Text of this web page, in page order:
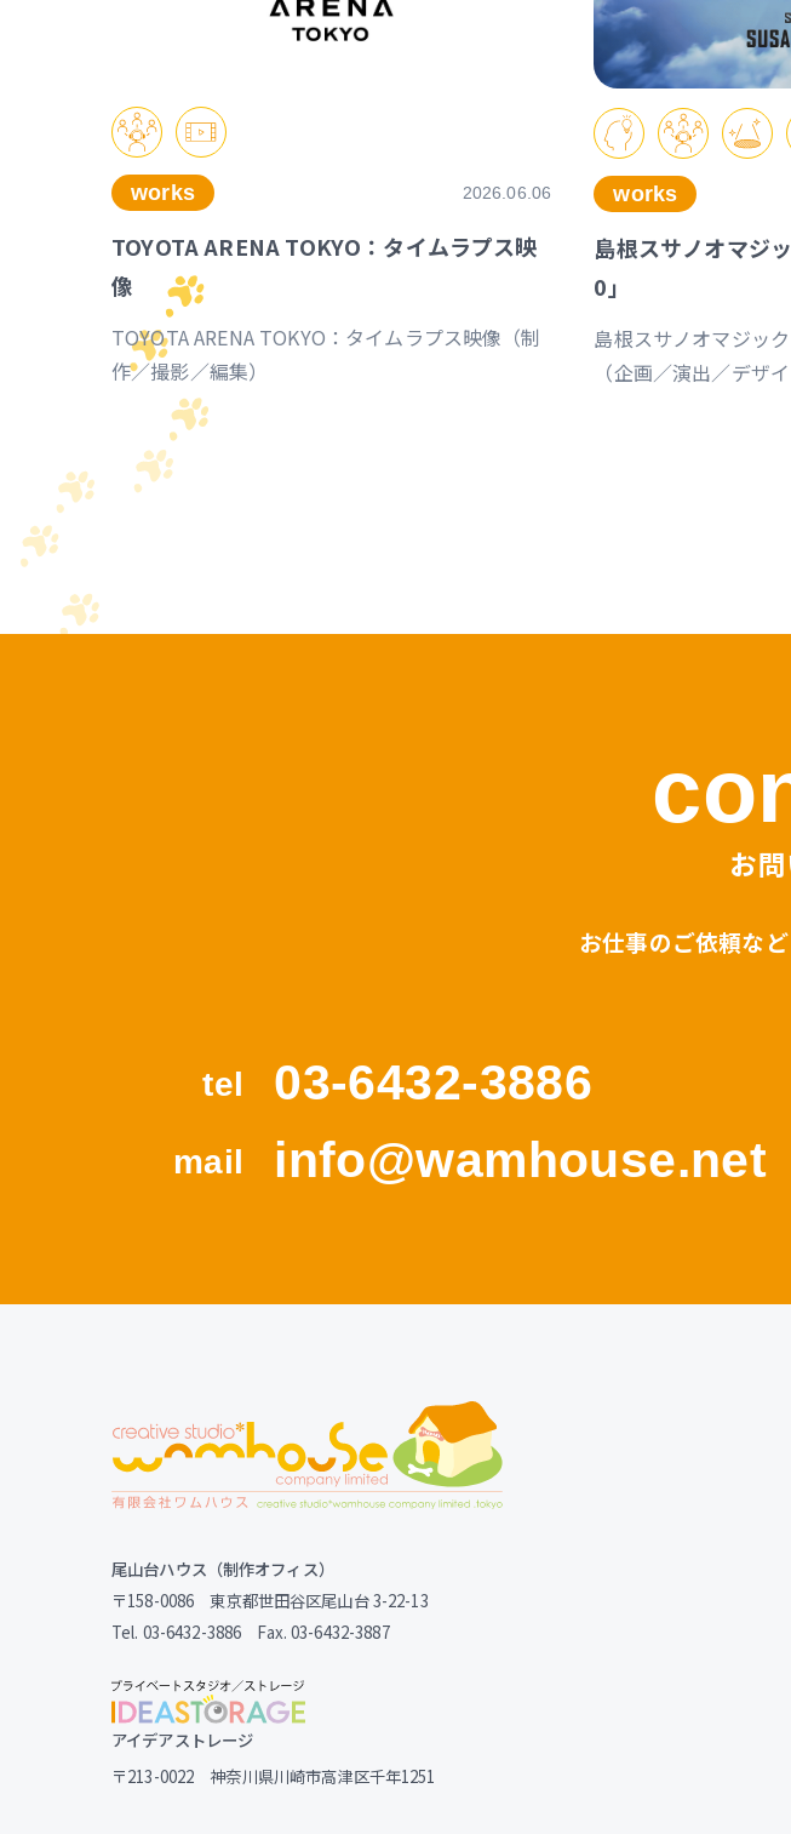
works 2026.06.06
TOYOTA ARENA TOKYO：タイムラプス映
像
TOYOTA ARENA TOKYO：タイムラプス映像（制
作／撮影／編集）
works
島根スサノオマジ
0」
島根スサノオマジック
（企画／演出／デザ
お
お仕事のご依頼な
tel 03-6432-3886
mail info@wamhouse.net
尾山台ハウス（制作オフィス）
〒158-0086 東京都世田谷区尾山台 3-22-13
Tel. 03-6432-3886 Fax. 03-6432-3887
アイデアストレージ
〒213-0022 神奈川県川崎市高津区千年1251